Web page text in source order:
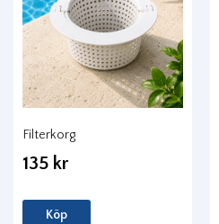
Filterkorg
135 kr
Köp